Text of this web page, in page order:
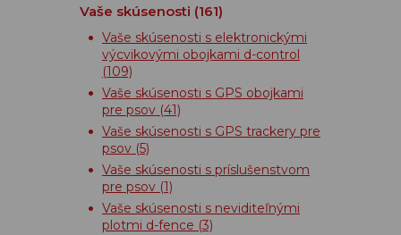
Vaše skúsenosti (161)
Vaše skúsenosti s elektronickými
výcvikovými obojkami d-control
(109)
Vaše skúsenosti s GPS obojkami
pre psov (41)
Vaše skúsenosti s GPS trackery pre
psov (5)
Vaše skúsenosti s príslušenstvom
pre psov (1)
Vaše skúsenosti s neviditeľnými
plotmi d-fence (3)